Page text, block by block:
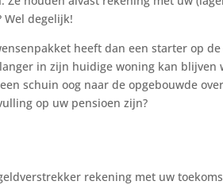
Wel degelijk!
heeft dan een starter op
in zijn huidige woning kan blijven
schuin oog naar de opgebouwde
op uw pensioen zijn?
rekening met uw